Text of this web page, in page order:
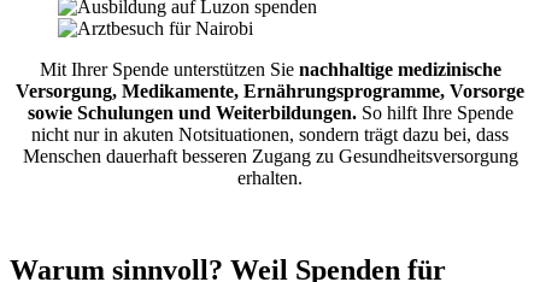
Mit Ihrer Spende unterstützen Sie nachhaltige medizinische
Versorgung, Medikamente, Ernährungsprogramme, Vorsorge
sowie Schulungen und Weiterbildungen.So hilft Ihre Spende
nicht nur in akuten Notsituationen, sondern trägt dazu bei, dass
Menschen dauerhaft besseren Zugang zu Gesundheitsversorgung
erhalten.
Warum sinnvoll? Weil Spenden für